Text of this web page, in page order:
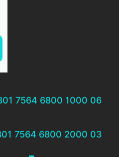
7564 6800 1000 06
7564 6800 2000 03